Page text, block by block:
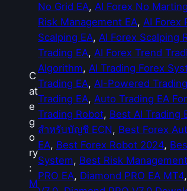
o
n
d
P
R
O
V
C
at
e
g
o
ry
:
M
No Grid EA, AI Forex No
Risk Management EA, AI Forex
Scalping EA, AI Forex Scalping
Trading EA, AI Forex Trend
Algorithm, AI Trading Forex
Trading EA, AI-Powered
Trading EA, Auto Trading EA
Trading Robot, Best AI Trading
สำหรับบัญชี ECN, Best Forex
EA, Best Forex Robot 2024,
System, Best Risk
PRO EA, Diamond PRO EA MT4,